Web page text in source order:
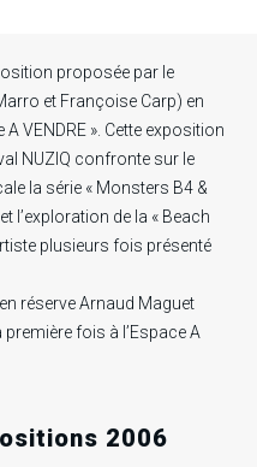
proposée par le
et Françoise Carp) en
VENDRE ». Cette exposition
NUZIQ confronte sur le
la série « Monsters B4 &
l’exploration de la « Beach
plusieurs fois présenté
réserve Arnaud Maguet
fois à l’Espace A
2006